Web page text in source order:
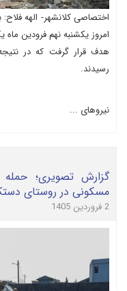
اختصاصی کلانشهر- الهه فلاح:
امروز یکشنبه نهم فرودین
رسیدند.
نیروهای ...
گزارش تصویری؛ حمله
مسکونی در روستای
2 فروردین 1405